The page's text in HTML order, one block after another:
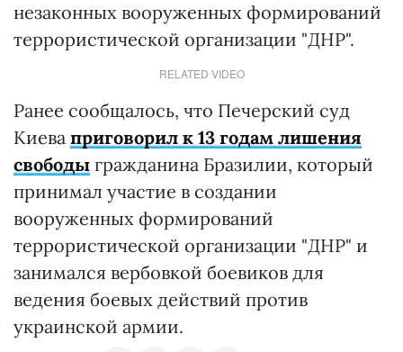
незаконных вооруженных формирований
террористической организации "ДНР".
RELATED VIDEO
Ранее сообщалось, что Печерский суд
Киева приговорил к 13 годам лишения
свободы гражданина Бразилии, который
принимал участие в создании
вооруженных формирований
террористической организации "ДНР" и
занимался вербовкой боевиков для
ведения боевых действий против
украинской армии.